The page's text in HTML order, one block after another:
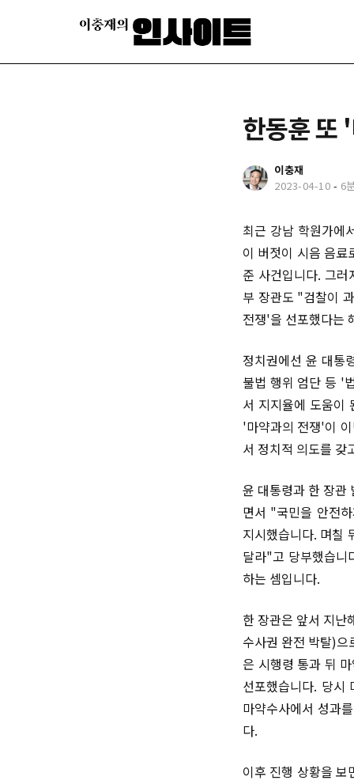
한동훈 또
이충재
2023-04-10 - 6
최근 강남 학원가에
이 버젓이 시음 음료
준 사건입니다. 그
부 장관도 "검찰이
전쟁'을 선포했다는
정치권에선 윤 대통
불법 행위 엄단 등 '
서 지지율에 도움이
'마약과의 전쟁'이
서 정치적 의도를 갖
윤 대통령과 한 장관
면서 "국민을 안전
지시했습니다. 며칠
달라"고 당부했습니
하는 셈입니다.
한 장관은 앞서 지
수사권 완전 박탈)
은 시행령 통과 뒤
선포했습니다. 당시
마약수사에서 성과
다.
이후 진행 상황을